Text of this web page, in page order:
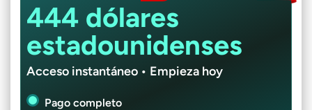
444 dólares
estadounidenses
Acceso instantáneo • Empieza hoy
Pago completo